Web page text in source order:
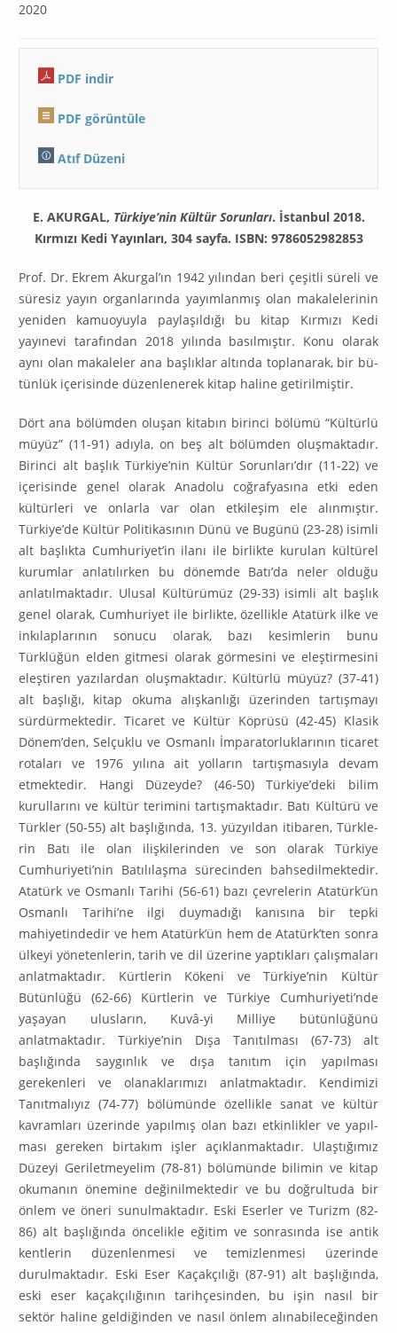
2020
PDF indir
PDF görüntüle
Atıf Düzeni
E. AKURGAL, Türkiye’nin Kültür Sorunları. İstanbul 2018.
Kırmızı Kedi Yayınları, 304 sayfa. ISBN: 9786052982853
Prof. Dr. Ekrem Akurgal’ın 1942 yılından beri çeşitli süreli ve
süresiz yayın organlarında yayımlan­mış olan makalelerinin
yeniden kamuoyuyla paylaşıldığı bu kitap Kırmızı Kedi
yayınevi tarafından 2018 yılında basılmıştır. Konu olarak
aynı olan makaleler ana başlıklar altında toplanarak, bir bü­
tünlük içerisinde düzenlenerek kitap haline getirilmiştir.
Dört ana bölümden oluşan kitabın birinci bölümü “Kültürlü
müyüz” (11-91) adıyla, on beş alt bö­lümden oluşmaktadır.
Birinci alt başlık Türkiye’nin Kültür Sorunları’dır (11-22) ve
içerisinde ge­nel ola­rak Anadolu coğrafyasına etki eden
kültürleri ve onlarla var olan etkileşim ele alınmıştır.
Türkiye’de Kültür Politikasının Dünü ve Bugünü (23-28) isimli
alt başlıkta Cumhuriyet’in ilanı ile birlikte kurulan kültürel
kurumlar anlatılırken bu dönemde Batı’da neler olduğu
anlatılmaktadır. Ulusal Kültürümüz (29-33) isimli alt başlık
genel olarak, Cumhuriyet ile birlikte, özellikle Atatürk ilke ve
inkılaplarının so­nucu olarak, bazı kesimlerin bunu
Türklüğün elden gitmesi olarak görmesini ve eleştirmesini
eleştiren yazılardan oluşmaktadır. Kültürlü müyüz? (37-41)
alt başlığı, kitap okuma alışkanlığı üzerinden tartış­mayı
sürdürmektedir. Ticaret ve Kültür Köprüsü (42-45) Klasik
Dönem’den, Selçuklu ve Osmanlı İmpa­ratorluklarının ticaret
rotaları ve 1976 yılına ait yolların tar­tışmasıyla devam
etmektedir. Hangi Dü­zeyde? (46-50) Türkiye’deki bilim
kurullarını ve kültür te­rimini tartışmaktadır. Batı Kültürü ve
Türkler (50-55) alt başlığında, 13. yüzyıldan itibaren, Türkle­
rin Batı ile olan ilişkilerinden ve son olarak Türkiye
Cumhuriyeti’nin Batılılaşma sürecinden bahse­dilmektedir.
Atatürk ve Osmanlı Tarihi (56-61) bazı çev­relerin Atatürk’ün
Osmanlı Tarihi’ne ilgi duymadığı kanısına bir tepki
mahiyetindedir ve hem Ata­türk’ün hem de Atatürk’ten sonra
ülkeyi yönetenlerin, tarih ve dil üzerine yaptıkları çalışmaları
anlat­maktadır. Kürtlerin Kökeni ve Tür­kiye’nin Kültür
Bütünlüğü (62-66) Kürtlerin ve Türkiye Cumhuri­yeti’nde
yaşayan ulusların, Kuvâ-yi Milliye bütünlüğünü
anlatmaktadır. Türkiye’nin Dışa Tanıtılması (67-73) alt
başlığında saygınlık ve dışa tanıtım için yapılması
gerekenleri ve olanaklarımızı anlatmaktadır. Kendimizi
Tanıtmalıyız (74-77) bölümünde özellikle sanat ve kültür
kavramları üzerinde yapılmış olan bazı etkinlikler ve yapıl­
ması gereken birtakım işler açıklanmaktadır. Ulaştığımız
Düzeyi Geriletmeyelim (78-81) bölü­münde bilimin ve kitap
okumanın önemine değinilmektedir ve bu doğrultuda bir
önlem ve öneri sunulmaktadır. Eski Eserler ve Turizm (82-
86) alt başlığında öncelikle eğitim ve sonrasında ise antik
kentlerin düzenlenmesi ve temizlenmesi üzerinde
durulmaktadır. Eski Eser Kaçakçılığı (87-91) alt başlığında,
eski eser kaçakçılığının tarihçesinden, bu işin nasıl bir
sektör haline geldiğinden ve nasıl ön­lem alınabileceğinden